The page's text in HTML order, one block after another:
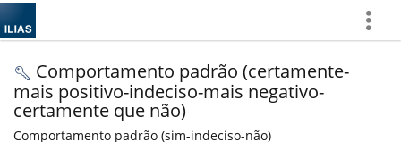
Comportamento padrão (certamente-
mais positivo-indeciso-mais negativo-
certamente que não)
Comportamento padrão (sim-indeciso-não)